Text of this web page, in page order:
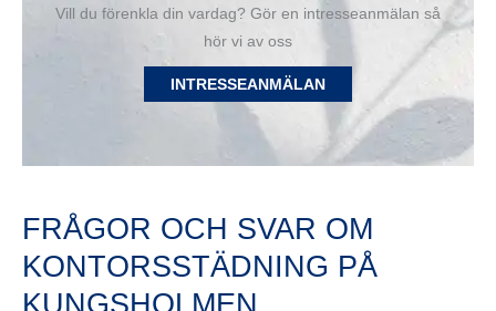
Vill du förenkla din vardag? Gör en intresseanmälan så
hör vi av oss
INTRESSEANMÄLAN
FRÅGOR OCH SVAR OM
KONTORSSTÄDNING PÅ
KUNGSHOLMEN